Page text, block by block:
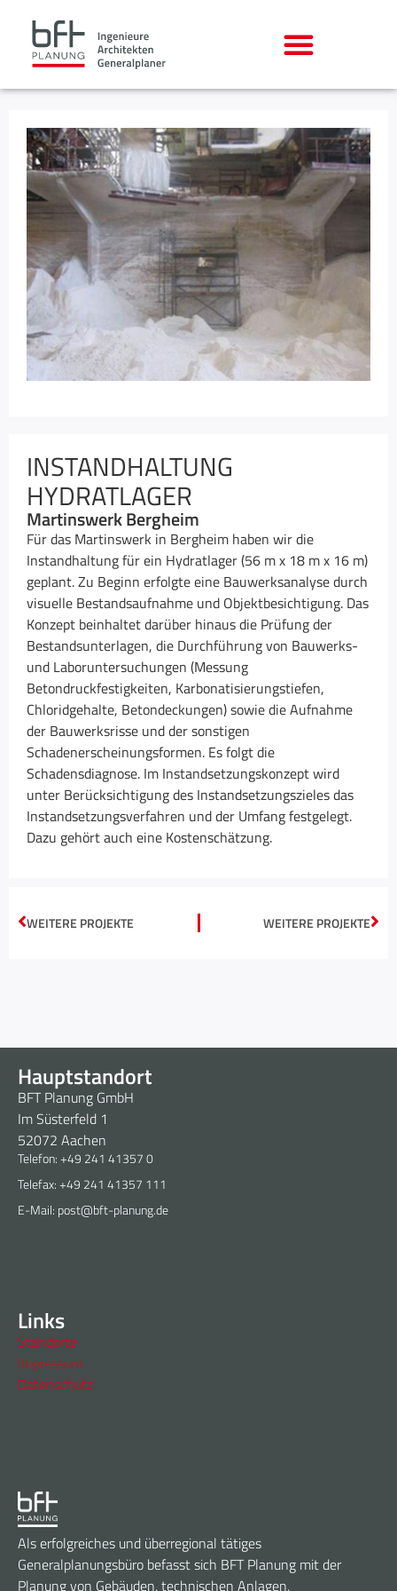
INSTANDHALTUNG
HYDRATLAGER
Martinswerk Bergheim
Für das Martinswerk in Bergheim haben wir die
Instandhaltung für ein Hydratlager (56 m x 18 m x 16 m)
geplant. Zu Beginn erfolgte eine Bauwerksanalyse durch
visuelle Bestandsaufnahme und Objektbesichtigung. Das
Konzept beinhaltet darüber hinaus die Prüfung der
Bestandsunterlagen, die Durchführung von Bauwerks-
und Laboruntersuchungen (Messung
Betondruckfestigkeiten, Karbonatisierungstiefen,
Chloridgehalte, Betondeckungen) sowie die Aufnahme
der Bauwerksrisse und der sonstigen
Schadenerscheinungsformen. Es folgt die
Schadensdiagnose. Im Instandsetzungskonzept wird
unter Berücksichtigung des Instandsetzungszieles das
Instandsetzungsverfahren und der Umfang festgelegt.
Dazu gehört auch eine Kostenschätzung.
WEITERE PROJEKTE WEITERE PROJEKTE
Als erfolgreiches und überregional tätiges
Generalplanungsbüro befasst sich BFT Planung mit der
Planung von Gebäuden, technischen Anlagen,
Hauptstandort
BFT Planung GmbH
Im Süsterfeld 1
52072 Aachen
Telefon: +49 241 41357 0
Telefax: +49 241 41357 111
E-Mail: post@bft-planung.de
Links
Standorte
Impressum
Datenschutz